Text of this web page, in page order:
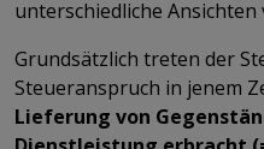
unterschiedliche
Grundsätzlich treten der
Steueranspruch in jenem
Lieferung von